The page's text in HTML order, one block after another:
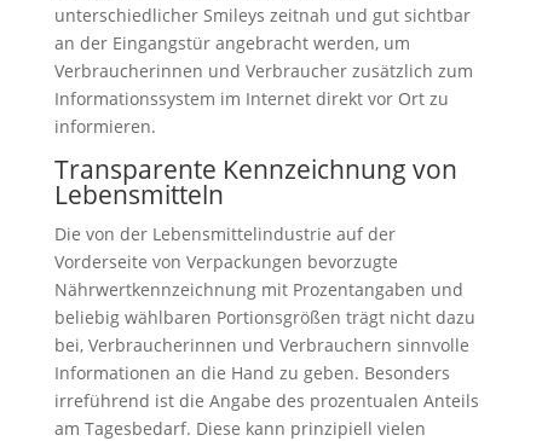
unterschiedlicher Smileys zeitnah und gut sichtbar
an der Eingangstür angebracht werden, um
Verbraucherinnen und Verbraucher zusätzlich zum
Informationssystem im Internet direkt vor Ort zu
informieren.
Transparente Kennzeichnung von
Lebensmitteln
Die von der Lebensmittelindustrie auf der
Vorderseite von Verpackungen bevorzugte
Nährwertkennzeichnung mit Prozentangaben und
beliebig wählbaren Portionsgrößen trägt nicht dazu
bei, Verbraucherinnen und Verbrauchern sinnvolle
Informationen an die Hand zu geben. Besonders
irreführend ist die Angabe des prozentualen Anteils
am Tagesbedarf. Diese kann prinzipiell vielen